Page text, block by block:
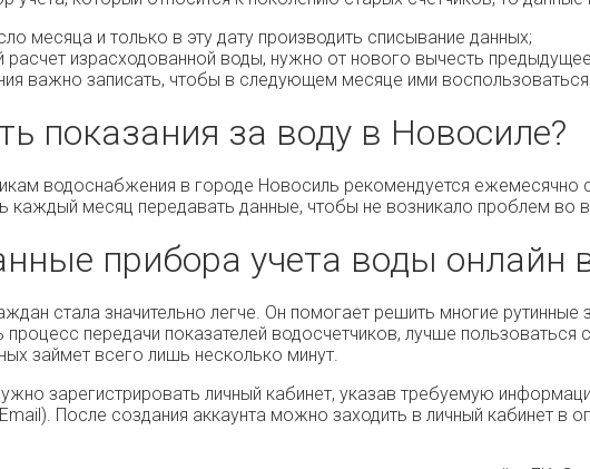
месяца и только в эту дату производить списывание данных;
расчет израсходованной воды, нужно от нового вычесть
важно записать, чтобы в следующем месяце ими
показания за воду в Новосиле?
водоснабжения в городе Новосиль рекомендуется
каждый месяц передавать данные, чтобы не возникало проблем во
прибора учета воды онлайн
стала значительно легче. Он помогает решить многие
передачи показателей водосчетчиков, лучше
займет всего лишь несколько минут.
зарегистрировать личный кабинет, указав требуемую
После создания аккаунта можно заходить в личный кабинет в